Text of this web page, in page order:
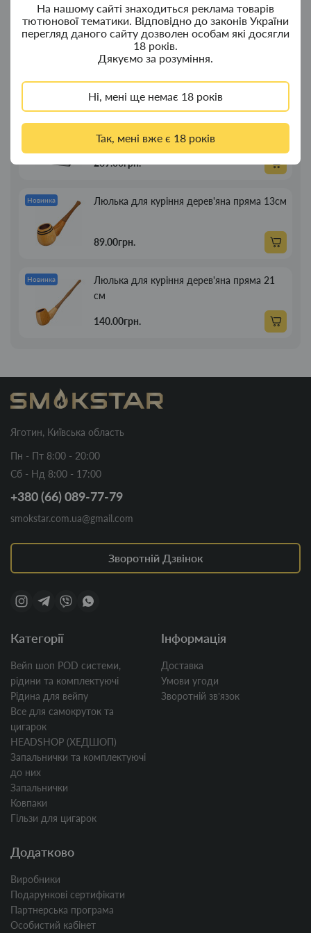
На нашому сайті знаходиться реклама товарів
тютюнової тематики. Відповідно до законів України
перегляд даного сайту дозволен особам які досягли
18 років.
Дякуємо за розуміння.
Ні, мені ще немає 18 років
Так, мені вже є 18 років
380.00грн.
Новинка
Ковпак для водного "Граната Ф1" - ковпак
композит
350.00грн.
Портсигар для сигарет Focus із USB
запальничкою на 20 сиг
269.00грн.
Новинка Люлька для куріння дерев'яна пряма 13см
89.00грн.
Новинка
Люлька для куріння дерев'яна пряма 21
см
140.00грн.
Яготин, Київська область
Пн - Пт 8:00 - 20:00
Сб - Нд 8:00 - 17:00
+380 (66) 089-77-79
smokstar.com.ua@gmail.com
Зворотній Дзвінок
Категорії
Вейп шоп POD системи,
рідини та комплектуючі
Рідина для вейпу
Все для самокруток та
цигарок
HEADSHOP (ХЕДШОП)
Запальнички та комплектуючі
до них
Запальнички
Ковпаки
Гільзи для цигарок
Інформація
Доставка
Умови угоди
Зворотній звʼязок
Додатково
Виробники
Подарункові сертифікати
Партнерська програма
Особистий кабінет